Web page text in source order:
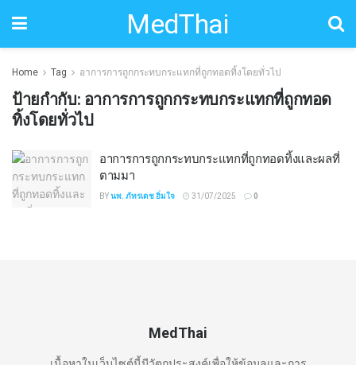
MedThai
Home Tag อาการการถูกกระทบกระแทกที่ถูกทอดทิ้งโดยทั่วไป
ป้ายกำกับ: อาการการถูกกระทบกระแทกที่ถูกทอด
ทิ้งโดยทั่วไป
อาการการถูกกระทบกระแทกที่ถูกทอดทิ้งและผลที่
ตามมา
BYนพ. ภัทรเดช อิ่มใจ 31/07/2025 0
MedThai